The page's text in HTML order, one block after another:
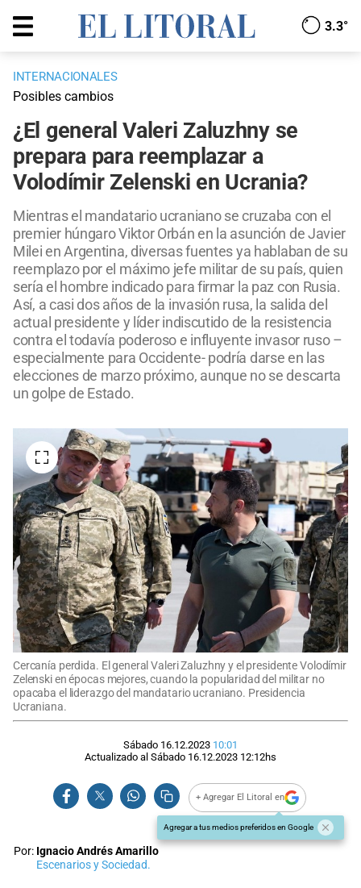
3.3°
INTERNACIONALES
Posibles cambios
¿El general Valeri Zaluzhny se
prepara para reemplazar a
Volodímir Zelenski en Ucrania?
Mientras el mandatario ucraniano se cruzaba con el
premier húngaro Viktor Orbán en la asunción de Javier
Milei en Argentina, diversas fuentes ya hablaban de su
reemplazo por el máximo jefe militar de su país, quien
sería el hombre indicado para firmar la paz con Rusia.
Así, a casi dos años de la invasión rusa, la salida del
actual presidente y líder indiscutido de la resistencia
contra el todavía poderoso e influyente invasor ruso –
especialmente para Occidente- podría darse en las
elecciones de marzo próximo, aunque no se descarta
un golpe de Estado.
Cercanía perdida. El general Valeri Zaluzhny y el presidente Volodímir
Zelenski en épocas mejores, cuando la popularidad del militar no
opacaba el liderazgo del mandatario ucraniano. Presidencia
Ucraniana.
Sábado 16.12.2023 10:01
Actualizado al Sábado 16.12.2023 12:12hs
+ Agregar El Litoral en
Agregar a tus medios preferidos en Google
Por: Ignacio Andrés Amarillo
Escenarios y Sociedad.